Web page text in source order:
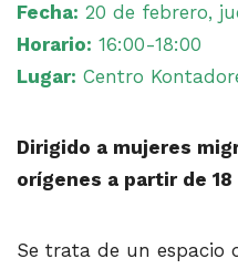
Fecha: 20 de febrero,
Horario: 16:00-18:00
Lugar: Centro
Dirigido a mujeres
orígenes a partir de 18
Se trata de un espacio